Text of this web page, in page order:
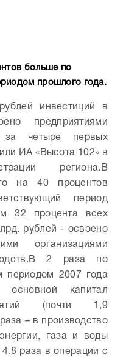
больше по
прошлого года.
инвестиций в
предприятиями
за четыре первых
ИА «Высота 102» в
региона. В
на 40 процентов
период
32 процента всех
рублей - освоено
организациями
В 2 раза по
периодом 2007 года
капитал
(почти 1,9
– в производство
газа и воды
раза в операции с